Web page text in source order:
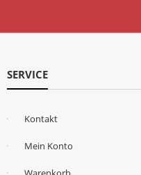
SERVICE
Kontakt
Mein Konto